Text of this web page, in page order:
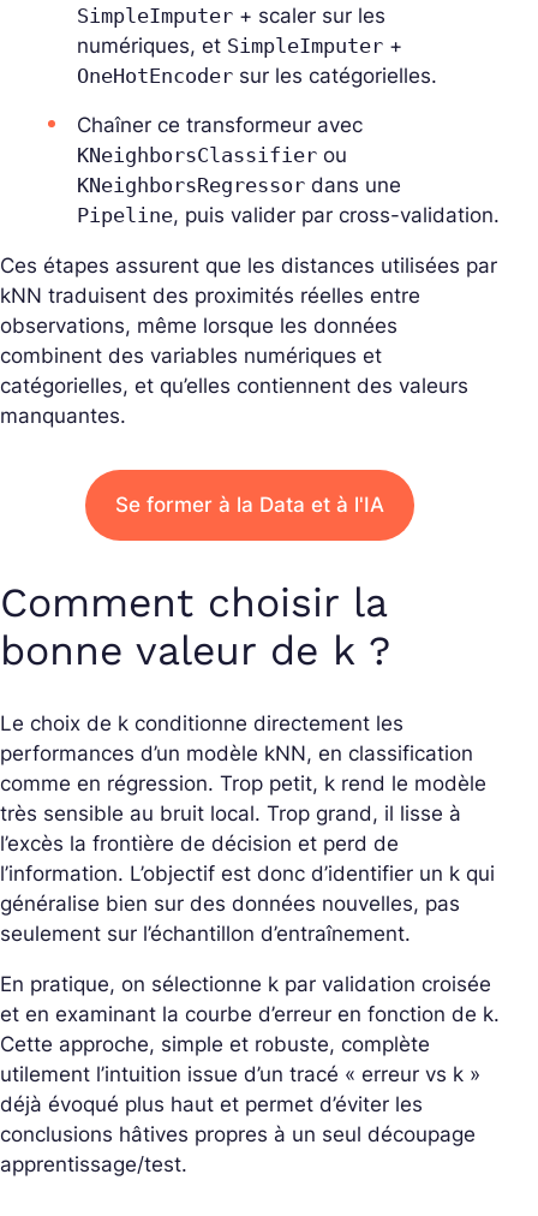
SimpleImputer + scaler sur les
numériques, et SimpleImputer +
OneHotEncoder sur les catégorielles.
Chaîner ce transformeur avec
KNeighborsClassifier ou
KNeighborsRegressor dans une
Pipeline, puis valider par cross-validation.
Ces étapes assurent que les distances utilisées par
kNN traduisent des proximités réelles entre
observations, même lorsque les données
combinent des variables numériques et
catégorielles, et qu’elles contiennent des valeurs
manquantes.
Se former à la Data et à l'IA
Comment choisir la
bonne valeur de k ?
Le choix de k conditionne directement les
performances d’un modèle kNN, en classification
comme en régression. Trop petit, k rend le modèle
très sensible au bruit local. Trop grand, il lisse à
l’excès la frontière de décision et perd de
l’information. L’objectif est donc d’identifier un k qui
généralise bien sur des données nouvelles, pas
seulement sur l’échantillon d’entraînement.
En pratique, on sélectionne k par validation croisée
et en examinant la courbe d’erreur en fonction de k.
Cette approche, simple et robuste, complète
utilement l’intuition issue d’un tracé « erreur vs k »
déjà évoqué plus haut et permet d’éviter les
conclusions hâtives propres à un seul découpage
apprentissage/test.